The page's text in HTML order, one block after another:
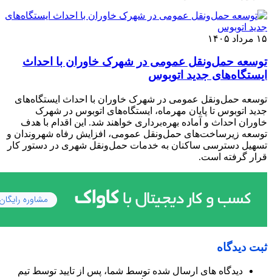
۱۵ مرداد ۱۴۰۵
توسعه حمل‌ونقل عمومی در شهرک خاوران با احداث
ایستگاه‌های جدید اتوبوس
توسعه حمل‌ونقل عمومی در شهرک خاوران با احداث ایستگاه‌های
جدید اتوبوس تا پایان مهرماه، ایستگاه‌های اتوبوس در شهرک
خاوران احداث و آماده بهره‌برداری خواهند شد. این اقدام با هدف
توسعه زیرساخت‌های حمل‌ونقل عمومی، افزایش رفاه شهروندان و
تسهیل دسترسی ساکنان به خدمات حمل‌ونقل شهری در دستور کار
قرار گرفته است.
ثبت دیدگاه
دیدگاه های ارسال شده توسط شما، پس از تایید توسط تیم